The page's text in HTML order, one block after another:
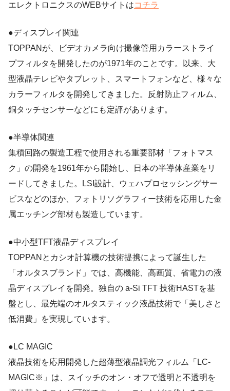
エレクトロニクスのWEBサイトはコチラ
●ディスプレイ関連
TOPPANが、ビデオカメラ向け撮像管用カラーストライ
プフィルタを開発したのが1971年のことです。以来、大
型液晶テレビやタブレット、スマートフォンなど、様々な
カラーフィルタを開発してきました。反射防止フィルム、
銅タッチセンサーなどにも定評があります。
●半導体関連
集積回路の製造工程で使用される重要部材「フォトマス
ク」の開発を1961年から開始し、日本の半導体産業をリ
ードしてきました。LSI設計、ウェハプロセッシングサー
ビスなどのほか、フォトリソグラフィー技術を応用した金
属エッチング部材も製造しています。
●中小型TFT液晶ディスプレイ
TOPPANとカシオ計算機の技術提携によって誕生した
「オルタスブランド」では、高機能、高画質、省電力の液
晶ディスプレイを開発。独自の a-Si TFT 技術HASTを基
盤とし、最先端のオルタスティック液晶技術で「美しさと
低消費」を実現しています。
●LC MAGIC
液晶技術を応用開発した超薄型液晶調光フィルム「LC-
MAGIC※」は、スイッチのオン・オフで透明と不透明を